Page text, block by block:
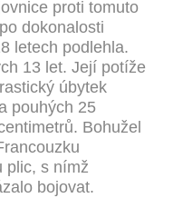
proti tomuto
dokonalosti
letech podlehla.
13 let. Její potíže
úbytek
pouhých 25
Bohužel
plic, s nímž
bojovat.